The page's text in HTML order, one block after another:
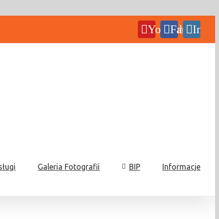
YouTubeFacebook
Galeria Fotografii BIP Informacje